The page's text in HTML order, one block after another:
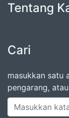
Tentang
Cari
masukkan satu
pengarang,